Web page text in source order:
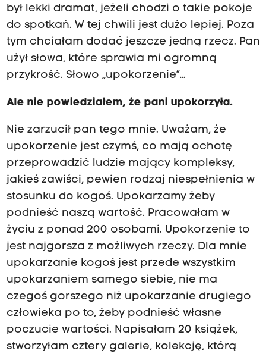
był lekki dramat, jeżeli chodzi o takie pokoje
do spotkań. W tej chwili jest dużo lepiej. Poza
tym chciałam dodać jeszcze jedną rzecz. Pan
użył słowa, które sprawia mi ogromną
przykrość. Słowo „upokorzenie”…
Ale nie powiedziałem, że pani upokorzyła.
Nie zarzucił pan tego mnie. Uważam, że
upokorzenie jest czymś, co mają ochotę
przeprowadzić ludzie mający kompleksy,
jakieś zawiści, pewien rodzaj niespełnienia w
stosunku do kogoś. Upokarzamy żeby
podnieść naszą wartość. Pracowałam w
życiu z ponad 200 osobami. Upokorzenie to
jest najgorsza z możliwych rzeczy. Dla mnie
upokarzanie kogoś jest przede wszystkim
upokarzaniem samego siebie, nie ma
czegoś gorszego niż upokarzanie drugiego
człowieka po to, żeby podnieść własne
poczucie wartości. Napisałam 20 książek,
stworzyłam cztery galerie, kolekcję, którą